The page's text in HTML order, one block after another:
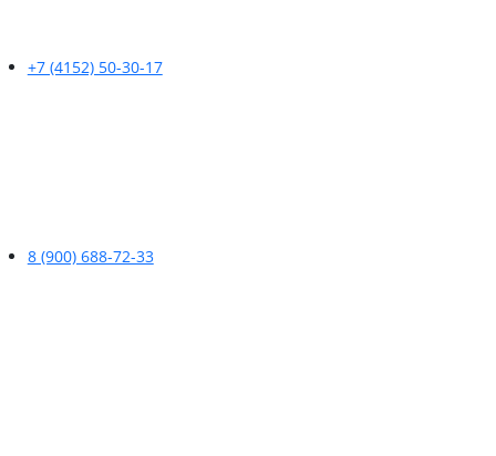
+7 (4152) 50-30-17
8 (900) 688-72-33